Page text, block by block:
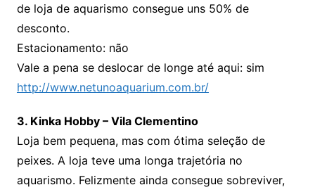
de loja de aquarismo consegue uns 50% de
desconto.
Estacionamento: não
Vale a pena se deslocar de longe até aqui: sim
http://www.netunoaquarium.com.br/
3. Kinka Hobby – Vila Clementino
Loja bem pequena, mas com ótima seleção de
peixes. A loja teve uma longa trajetória no
aquarismo. Felizmente ainda consegue sobreviver,